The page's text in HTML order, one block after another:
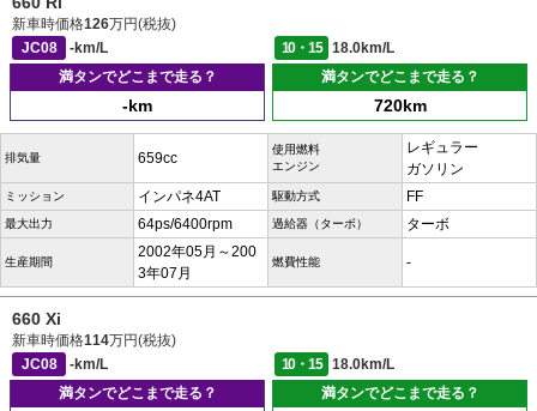
新車時価格126万円(税抜)
JC08
-km/L 10・15
18.0km/L
満タンでどこまで走る？
-km
満タンでどこまで走る？
720km
排気量 659cc
使用燃料
エンジン
レギュラー
ガソリン
ミッション インパネ4AT 駆動方式 FF
最大出力 64ps/6400rpm 過給器（ターボ） ターボ
生産期間
2002年05月～200
3年07月
燃費性能 -
660 Xi
新車時価格114万円(税抜)
JC08
-km/L 10・15
18.0km/L
満タンでどこまで走る？
満タンでどこまで走る？